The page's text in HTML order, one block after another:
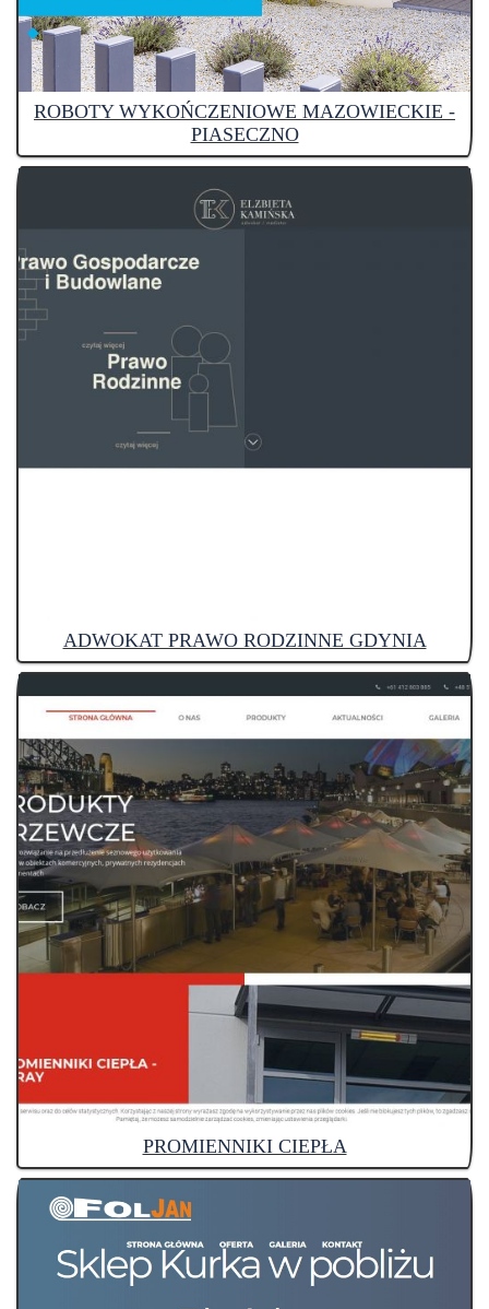
ROBOTY WYKOŃCZENIOWE MAZOWIECKIE -
PIASECZNO
ADWOKAT PRAWO RODZINNE GDYNIA
PROMIENNIKI CIEPŁA